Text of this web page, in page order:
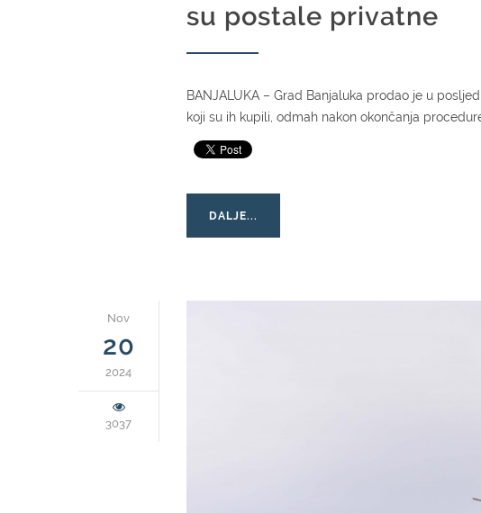
su postale privatne
BANJALUKA – Grad Banjaluka prodao je u
koji su ih kupili, odmah nakon okončanja
DALJE...
Nov
20
2024
3037